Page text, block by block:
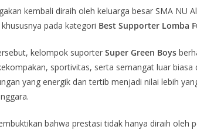
kembali diraih oleh keluarga besar SMA NU
khususnya pada kategori Best Supporter Lomba
kelompok suporter Super Green Boys
sportivitas, serta semangat luar biasa
yang energik dan tertib menjadi nilai lebih
bahwa prestasi tidak hanya diraih oleh